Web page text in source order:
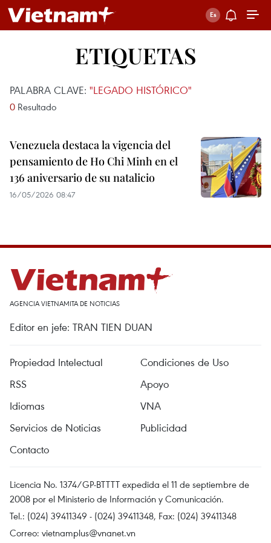
ETIQUETAS
PALABRA CLAVE: "LEGADO HISTÓRICO"
0 Resultado
Venezuela destaca la vigencia del
pensamiento de Ho Chi Minh en el
136 aniversario de su natalicio
16/05/2026 08:47
AGENCIA VIETNAMITA DE NOTICIAS
Editor en jefe: TRAN TIEN DUAN
Propiedad Intelectual
Condiciones de Uso
RSS
Apoyo
Idiomas
VNA
Servicios de Noticias
Publicidad
Contacto
Licencia No. 1374/GP-BTTTT expedida el 11 de septiembre de
2008 por el Ministerio de Información y Comunicación.
Tel.: (024) 39411349 - (024) 39411348, Fax: (024) 39411348
Correo: vietnamplus@vnanet.vn